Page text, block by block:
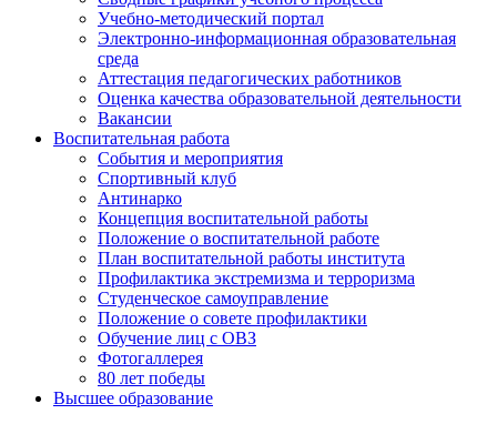
Учебно-методический портал
Электронно-информационная образовательная
среда
Аттестация педагогических работников
Оценка качества образовательной деятельности
Вакансии
Воспитательная работа
События и мероприятия
Спортивный клуб
Антинарко
Концепция воспитательной работы
Положение о воспитательной работе
План воспитательной работы института
Профилактика экстремизма и терроризма
Студенческое самоуправление
Положение о совете профилактики
Обучение лиц с ОВЗ
Фотогаллерея
80 лет победы
Высшее образование